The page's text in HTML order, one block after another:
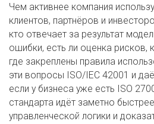
Чем активнее компания
клиентов, партнёров и
кто отвечает за результат
ошибки, есть ли оценка рисков,
где закреплены правила
эти вопросы ISO/IEC 42001 и
если у бизнеса уже есть ISO
стандарта идёт заметно
управленческой логики и